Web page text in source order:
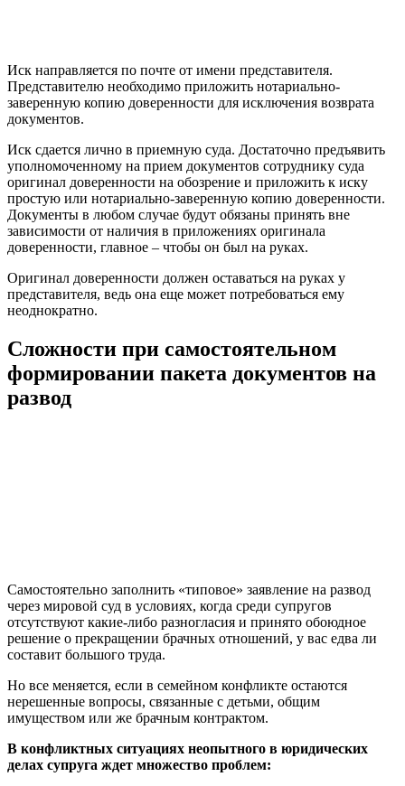
Иск направляется по почте от имени представителя.
Представителю необходимо приложить нотариально-
заверенную копию доверенности для исключения возврата
документов.
Иск сдается лично в приемную суда. Достаточно предъявить
уполномоченному на прием документов сотруднику суда
оригинал доверенности на обозрение и приложить к иску
простую или нотариально-заверенную копию доверенности.
Документы в любом случае будут обязаны принять вне
зависимости от наличия в приложениях оригинала
доверенности, главное – чтобы он был на руках.
Оригинал доверенности должен оставаться на руках у
представителя, ведь она еще может потребоваться ему
неоднократно.
Сложности при самостоятельном
формировании пакета документов на
развод
Самостоятельно заполнить «типовое» заявление на развод
через мировой суд в условиях, когда среди супругов
отсутствуют какие-либо разногласия и принято обоюдное
решение о прекращении брачных отношений, у вас едва ли
составит большого труда.
Но все меняется, если в семейном конфликте остаются
нерешенные вопросы, связанные с детьми, общим
имуществом или же брачным контрактом.
В конфликтных ситуациях неопытного в юридических
делах супруга ждет множество проблем: